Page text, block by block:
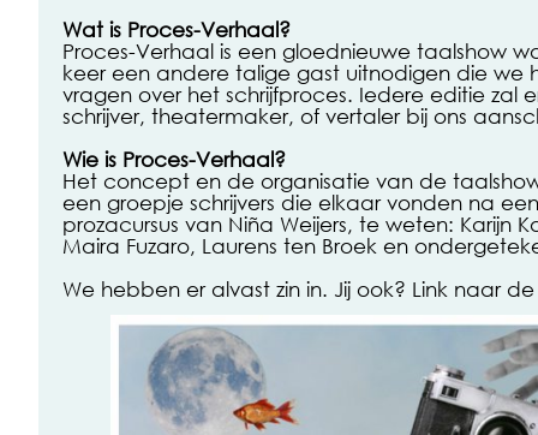
Wat is Proces-Verhaal?
Proces-Verhaal is een gloednieuwe taalshow
keer een andere talige gast uitnodigen die we
vragen over het schrijfproces. Iedere editie zal
schrijver, theatermaker, of vertaler bij ons
Wie is Proces-Verhaal?
Het concept en de organisatie van de
een groepje schrijvers die elkaar vonden na
prozacursus van Niña Weijers, te weten: Karijn
Maira Fuzaro, Laurens ten Broek en
We hebben er alvast zin in. Jij ook? Link naar